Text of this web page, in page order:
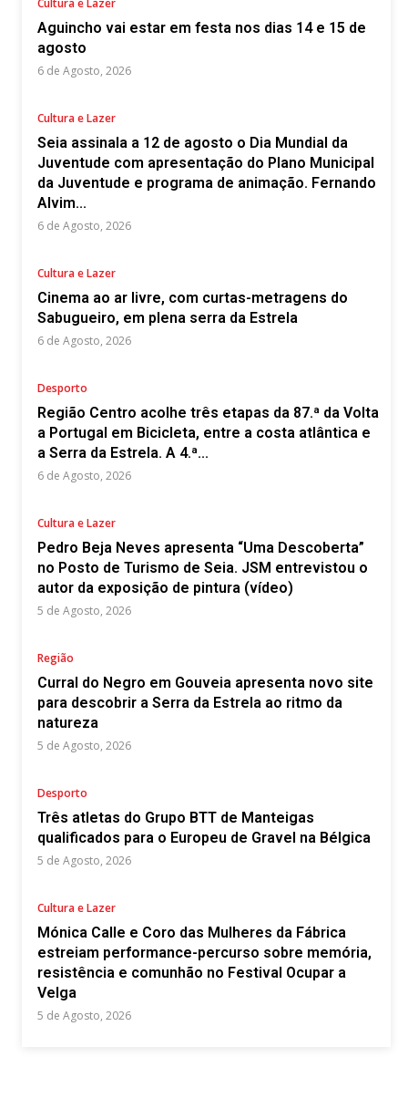
Cultura e Lazer
Aguincho vai estar em festa nos dias 14 e 15 de
agosto
6 de Agosto, 2026
Cultura e Lazer
Seia assinala a 12 de agosto o Dia Mundial da
Juventude com apresentação do Plano Municipal
da Juventude e programa de animação. Fernando
Alvim...
6 de Agosto, 2026
Cultura e Lazer
Cinema ao ar livre, com curtas-metragens do
Sabugueiro, em plena serra da Estrela
6 de Agosto, 2026
Desporto
Região Centro acolhe três etapas da 87.ª da Volta
a Portugal em Bicicleta, entre a costa atlântica e
a Serra da Estrela. A 4.ª...
6 de Agosto, 2026
Cultura e Lazer
Pedro Beja Neves apresenta “Uma Descoberta”
no Posto de Turismo de Seia. JSM entrevistou o
autor da exposição de pintura (vídeo)
5 de Agosto, 2026
Região
Curral do Negro em Gouveia apresenta novo site
para descobrir a Serra da Estrela ao ritmo da
natureza
5 de Agosto, 2026
Desporto
Três atletas do Grupo BTT de Manteigas
qualificados para o Europeu de Gravel na Bélgica
5 de Agosto, 2026
Cultura e Lazer
Mónica Calle e Coro das Mulheres da Fábrica
estreiam performance-percurso sobre memória,
resistência e comunhão no Festival Ocupar a
Velga
5 de Agosto, 2026